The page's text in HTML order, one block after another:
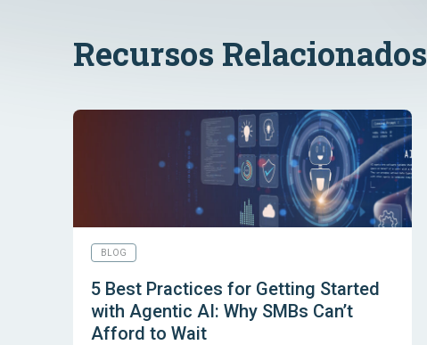
Recursos Relacionados
BLOG
5 Best Practices for Getting Started
with Agentic AI: Why SMBs Can’t
Afford to Wait